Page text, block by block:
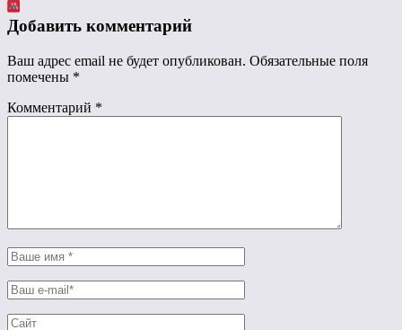
Добавить комментарий
Ваш адрес email не будет опубликован. Обязательные поля
помечены *
Комментарий *